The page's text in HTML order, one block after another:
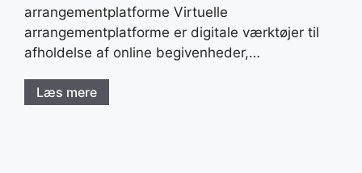
arrangementplatforme Virtuelle
arrangementplatforme er digitale værktøjer til
afholdelse af online begivenheder,…
Læs mere